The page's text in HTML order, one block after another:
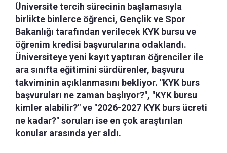
Üniversite tercih sürecinin başlamasıyla
birlikte binlerce öğrenci, Gençlik ve Spor
Bakanlığı tarafından verilecek KYK bursu ve
öğrenim kredisi başvurularına odaklandı.
Üniversiteye yeni kayıt yaptıran öğrenciler ile
ara sınıfta eğitimini sürdürenler, başvuru
takviminin açıklanmasını bekliyor. "KYK burs
başvuruları ne zaman başlıyor?", "KYK bursu
kimler alabilir?" ve "2026-2027 KYK burs ücreti
ne kadar?" soruları ise en çok araştırılan
konular arasında yer aldı.